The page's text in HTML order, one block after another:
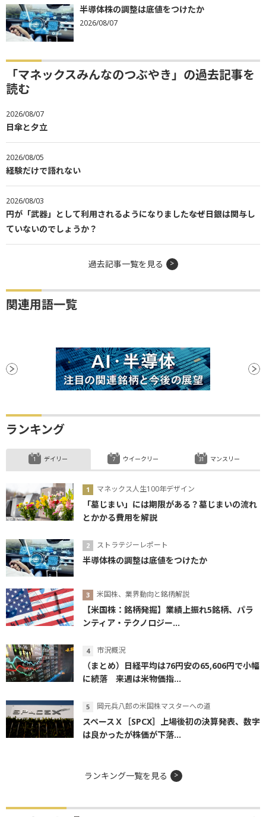
半導体株の調整は底値をつけたか
2026/08/07
「マネックスみんなのつぶやき」の過去記事を
読む
2026/08/07
日傘と夕立
2026/08/05
経験だけで語れない
2026/08/03
円が「武器」として利用されるようになりました――なぜ日銀は関与し
ていないのでしょうか？
過去記事一覧を見る
関連用語一覧
ランキング
デイリー
マネックス人生100年デザイン
「墓じまい」には期限がある？墓じまいの流れ
とかかる費用を解説
ストラテジーレポート
半導体株の調整は底値をつけたか
米国株、業界動向と銘柄解説
【米国株：銘柄発掘】業績上振れ5銘柄、パラ
ンティア・テクノロジー...
市況概況
（まとめ）日経平均は76円安の65,606円で小幅
に続落 来週は米物価指...
岡元兵八郎の米国株マスターへの道
スペースＸ［SPCX］上場後初の決算発表、数字
は良かったが株価が下落...
ウイークリー マンスリー
ランキング一覧を見る